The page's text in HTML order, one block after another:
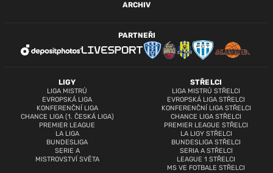
ARCHIV
LIGY
LIGA MISTRŮ
EVROPSKÁ LIGA
KONFERENČNÍ LIGA
CHANCE LIGA (1. ČESKÁ LIGA)
PREMIER LEAGUE
LA LIGA
BUNDESLIGA
SERIE A
MISTROVSTVÍ SVĚTA
STŘELCI
LIGA MISTRŮ STŘELCI
EVROPSKÁ LIGA STŘELCI
KONFERENČNÍ LIGA STŘELCI
CHANCE LIGA STŘELCI
PREMIER LEAGUE STŘELCI
LA LIGY STŘELCI
BUNDESLIGA STŘELCI
SERIA A STŘELCI
LEAGUE 1 STŘELCI
MS VE FOTBALE STŘELCI
PARTNEŘI